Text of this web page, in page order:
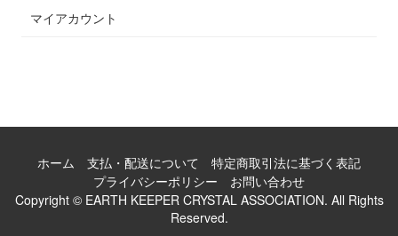
マイアカウント
ホーム 支払・配送について
特定商取引法に基づく表記
プライバシーポリシー
お問い合わせ
Copyright © EARTH KEEPER CRYSTAL ASSOCIATION. All Rights
Reserved.